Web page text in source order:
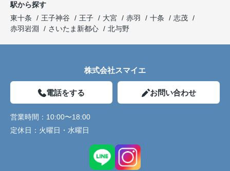
駅から探す
東十条
王子神谷 王子 大宮 赤羽 十条
志茂
赤羽岩淵
さいたま新都心 北与野
株式会社スマイエ
電話をする お問い合わせ
営業時間： 10:00〜18:00
定休日： 火曜日・水曜日